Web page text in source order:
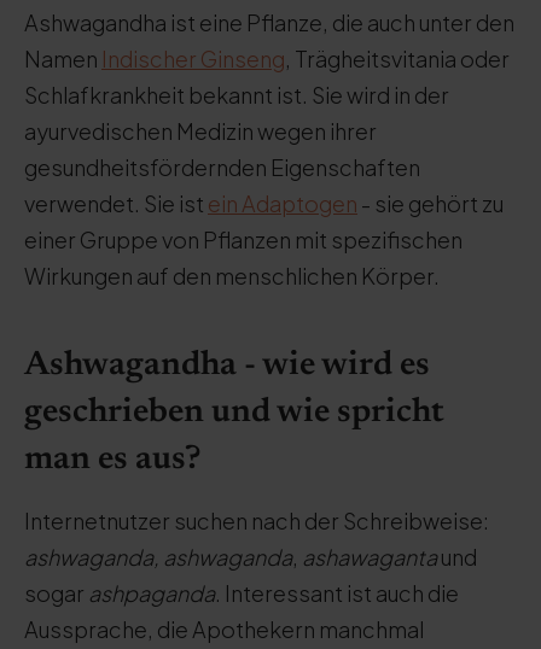
Ashwagandha ist eine Pflanze, die auch unter den
Namen Indischer Ginseng, Trägheitsvitania oder
Schlafkrankheit bekannt ist. Sie wird in der
ayurvedischen Medizin wegen ihrer
gesundheitsfördernden Eigenschaften
verwendet. Sie ist ein Adaptogen - sie gehört zu
einer Gruppe von Pflanzen mit spezifischen
Wirkungen auf den menschlichen Körper.
Ashwagandha - wie wird es
geschrieben und wie spricht
man es aus?
Internetnutzer suchen nach der Schreibweise:
ashwaganda, ashwaganda, ashawagantaund
sogar ashpaganda. Interessant ist auch die
Aussprache, die Apothekern manchmal